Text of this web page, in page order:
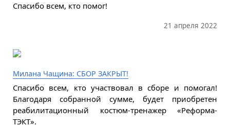
Спасибо всем, кто помог!
21 апреля 2022
Милана Чащина: СБОР ЗАКРЫТ!
Спасибо всем, кто участвовал в сборе и помогал!
Благодаря собранной сумме, будет приобретен
реабилитационный костюм-тренажер «Реформа-
ТЭКТ».